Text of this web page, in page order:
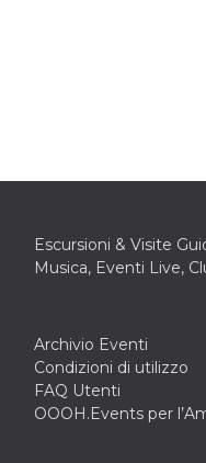
Escursioni & Visite
Musica, Eventi Live,
Archivio Eventi
Condizioni di utilizzo
FAQ Utenti
OOOH.Events per